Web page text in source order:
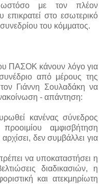
ωστόσο με τον πλέον
στο εσωτερικό
του κόμματος.
ΠΑΣΟΚ κάνουν λόγο για
από μέρους της
Γιάννη Σουλαδάκη να
- απάντηση:
κανένας σύνεδρος
αμφισβήτηση
δεν συμβάλλει για
να υποκαταστήσει η
διαδικασιών, η
και ατεκμηρίωτη